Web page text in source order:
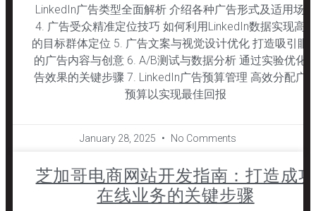
LinkedIn广告类型全面解析 介绍各种广告形式及适用场景
4. 广告受众精准定位技巧 如何利用LinkedIn数据实现高效
的目标群体定位 5. 广告文案与视觉设计优化 打造吸引眼
的广告内容与创意 6. A/B测试与数据分析 通过实验优化
告效果的关键步骤 7. LinkedIn广告预算管理 高效分配广
预算以实现最佳回报
January 28, 2025 No Comments
芝加哥电商网站开发指南：打造成功
在线业务的关键步骤